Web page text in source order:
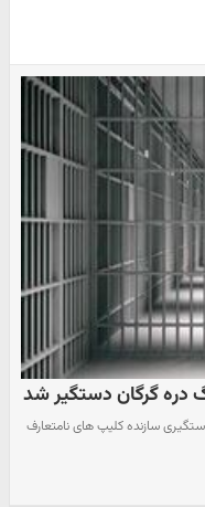
دره گرگان دستگیر شد
سازنده کلیپ های نامتعارف